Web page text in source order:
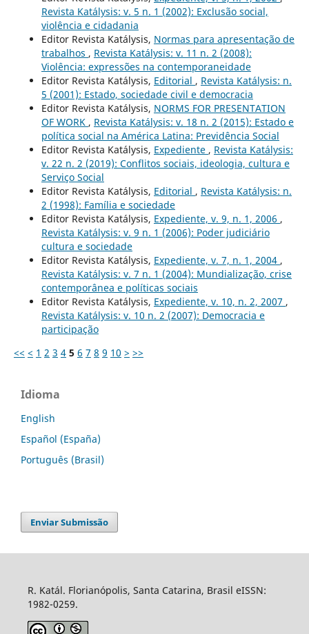
Revista Katálysis: v. 5 n. 1 (2002): Exclusão social,
violência e cidadania
Editor Revista Katálysis, Normas para apresentação de
trabalhos , Revista Katálysis: v. 11 n. 2 (2008):
Violência: expressões na contemporaneidade
Editor Revista Katálysis, Editorial , Revista Katálysis: n.
5 (2001): Estado, sociedade civil e democracia
Editor Revista Katálysis, NORMS FOR PRESENTATION
OF WORK , Revista Katálysis: v. 18 n. 2 (2015): Estado e
política social na América Latina: Previdência Social
Editor Revista Katálysis, Expediente , Revista Katálysis:
v. 22 n. 2 (2019): Conflitos sociais, ideologia, cultura e
Serviço Social
Editor Revista Katálysis, Editorial , Revista Katálysis: n.
2 (1998): Família e sociedade
Editor Revista Katálysis, Expediente, v. 9, n. 1, 2006 ,
Revista Katálysis: v. 9 n. 1 (2006): Poder judiciário
cultura e sociedade
Editor Revista Katálysis, Expediente, v. 7, n. 1, 2004 ,
Revista Katálysis: v. 7 n. 1 (2004): Mundialização, crise
contemporânea e políticas sociais
Editor Revista Katálysis, Expediente, v. 10, n. 2, 2007 ,
Revista Katálysis: v. 10 n. 2 (2007): Democracia e
participação
<< < 1 2 3 4 5 6 7 8 9 10 > >>
Idioma
English
Español (España)
Português (Brasil)
Enviar Submissão
R. Katál. Florianópolis, Santa Catarina, Brasil eISSN:
1982-0259.